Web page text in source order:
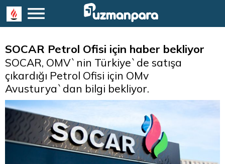
SOCAR Petrol Ofisi için haber bekliyor
SOCAR, OMV`nin Türkiye`de satışa
çıkardığı Petrol Ofisi için OMv
Avusturya`dan bilgi bekliyor.